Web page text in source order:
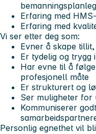
Erfaring med
Erfaring med
Vi ser etter deg som:
Evner å skape
Er tydelig og trygg
Har evne til å
profesjonell måte
Er strukturert og
Ser muligheter for
Kommuniserer
Personlig egnethet vil